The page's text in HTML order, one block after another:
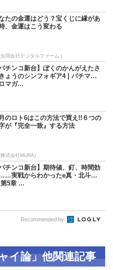
たの金運はどう？宝くじに縁があ
、金運はこう変わる
合同会社デジタルファーム )
パチンコ新台】ぼくのかんがえたさ
ょうのシンフォギア4 | パチマガ
マガ...
のロト6はこの方法で買え!!６つの
が『完全一致』する方法
株式会社MURA)
パチンコ新台】期待値、釘、時間効
実戦からわかったe真・北斗無
5章 ...
Recommended by
イ論」他関連記事